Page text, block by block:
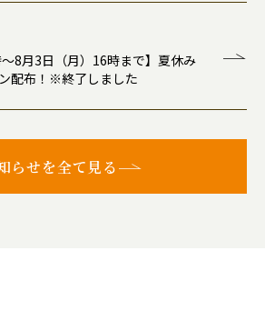
～8月3日（月）16時まで】夏休み
配布！※終了しました
らせを全て見る